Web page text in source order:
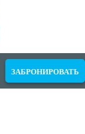
ЗАБРОНИРОВАТЬ